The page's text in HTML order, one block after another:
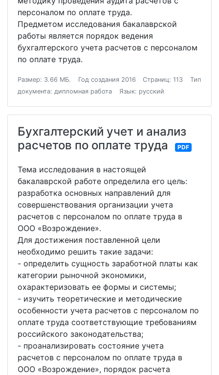
персоналом по оплате труда.
Предметом исследования бакалаврской
работы является порядок ведения
бухгалтерского учета расчетов с персоналом
по оплате труда.
Размер: 3.66 МБ. Год создания 2016 Страниц: 113
Тип
документа: дипломная работа
Язык: русский
Бухгалтерский учет и анализ
расчетов по оплате труда
PDF
Тема исследования в настоящей
бакалаврской работе определила его цель:
разработка основных направлений для
совершенствования организации учета
расчетов с персоналом по оплате труда в
ООО «Возрождение».
Для достижения поставленной цели
необходимо решить такие задачи:
- определить сущность заработной платы как
категории рыночной экономики,
охарактеризовать ее формы и системы;
- изучить теоретические и методические
особенности учета расчетов с персоналом по
оплате труда соответствующие требованиям
российского законодательства;
- проанализировать состояние учета
расчетов с персоналом по оплате труда в
ООО «Возрождение», порядок расчета